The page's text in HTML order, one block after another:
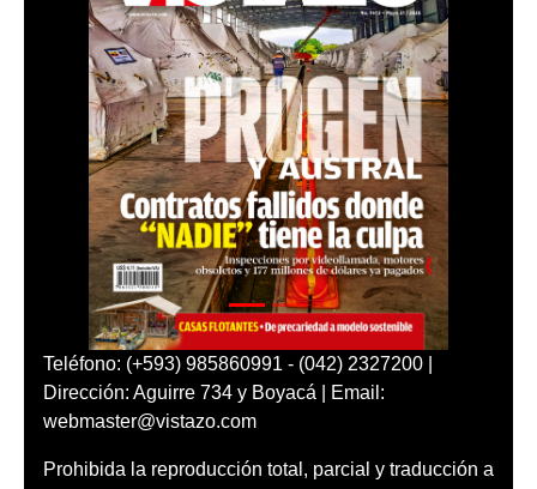
Teléfono: (+593) 985860991 - (042) 2327200 |
Dirección: Aguirre 734 y Boyacá | Email:
webmaster@vistazo.com
Prohibida la reproducción total, parcial y traducción a